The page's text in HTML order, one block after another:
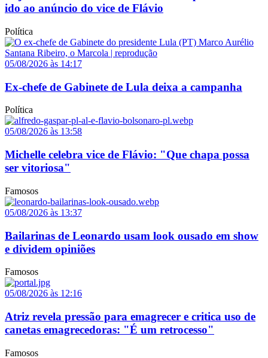
ido ao anúncio do vice de Flávio
Política
05/08/2026 às 14:17
Ex-chefe de Gabinete de Lula deixa a campanha
Política
05/08/2026 às 13:58
Michelle celebra vice de Flávio: "Que chapa possa
ser vitoriosa"
Famosos
05/08/2026 às 13:37
Bailarinas de Leonardo usam look ousado em show
e dividem opiniões
Famosos
05/08/2026 às 12:16
Atriz revela pressão para emagrecer e critica uso de
canetas emagrecedoras: "É um retrocesso"
Famosos